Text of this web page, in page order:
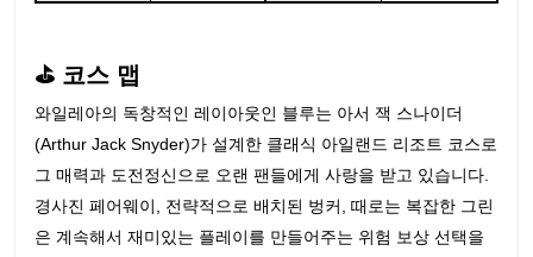
⛳ 코스 맵
와일레아의 독창적인 레이아웃인 블루는 아서 잭 스나이더
(Arthur Jack Snyder)가 설계한 클래식 아일랜드 리조트 코스로
그 매력과 도전정신으로 오랜 팬들에게 사랑을 받고 있습니다.
경사진 페어웨이, 전략적으로 배치된 벙커, 때로는 복잡한 그린
은 계속해서 재미있는 플레이를 만들어주는 위험 보상 선택을